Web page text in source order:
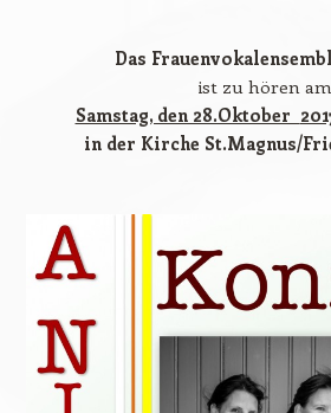
Das
ist zu hören am
Samstag, den 28.Oktober
in der Kirche St.Magnus/